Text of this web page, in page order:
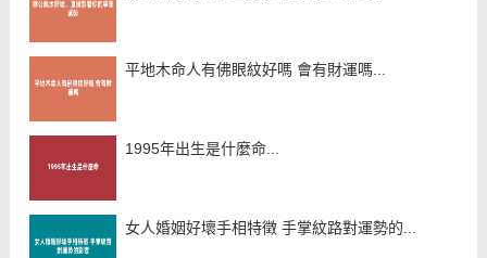
平地木命人有佛眼紋好嗎 會有財運嗎...
1995年出生是什麼命...
女人婚姻好壞手相特徵 手掌紋路對運勢的...